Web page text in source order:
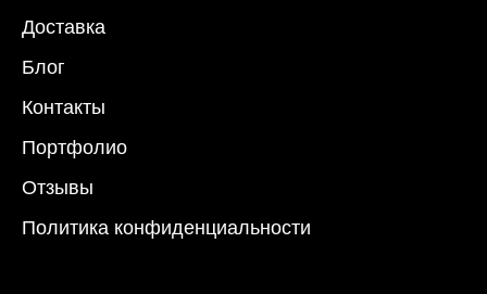
Доставка
Блог
Контакты
Портфолио
Отзывы
Политика конфиденциальности